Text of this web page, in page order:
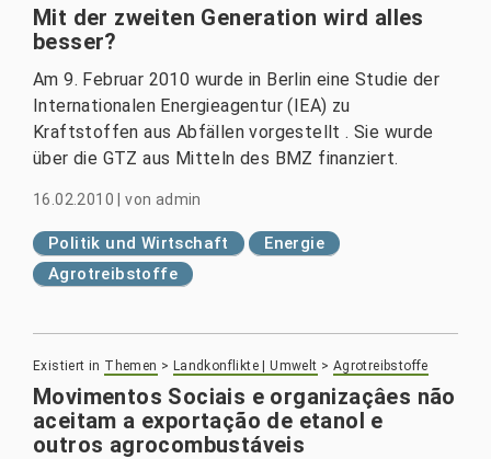
Mit der zweiten Generation wird alles
besser?
Am 9. Februar 2010 wurde in Berlin eine Studie der
Internationalen Energieagentur (IEA) zu
Kraftstoffen aus Abfällen vorgestellt . Sie wurde
über die GTZ aus Mitteln des BMZ finanziert.
16.02.2010 |von admin
Politik und Wirtschaft
Energie
Agrotreibstoffe
Existiert in Themen > Landkonflikte | Umwelt > Agrotreibstoffe
Movimentos Sociais e organizaçâes não
aceitam a exportação de etanol e
outros agrocombustá­veis